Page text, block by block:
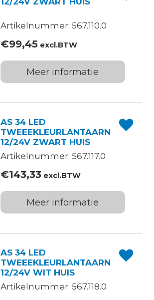
Artikelnummer: 567.110.0
€99,45excl.BTW
Meer informatie
AS 34 LED
TWEEEKLEURLANTAARN
12/24V ZWART HUIS
Artikelnummer: 567.117.0
€143,33excl.BTW
Meer informatie
AS 34 LED
TWEEEKLEURLANTAARN
12/24V WIT HUIS
Artikelnummer: 567.118.0